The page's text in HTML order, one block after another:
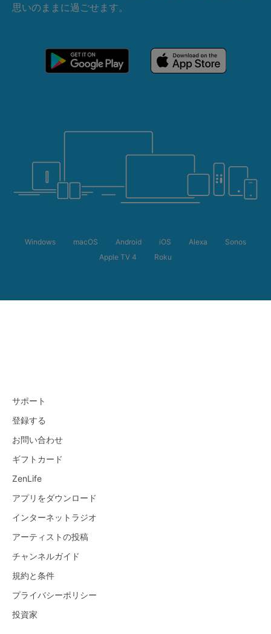
思いのままに過ごせます。
Windows macOS Android iOS Alexa
Sonos
Apple TV 4
Roku
サポート
登録する
お問い合わせ
ギフトカード
ZenLife
アプリをダウンロード
インターネットラジオ
アーティストの投稿
チャンネルガイド
規約と条件
プライバシーポリシー
投資家